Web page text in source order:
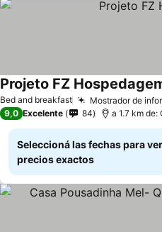
Bed and breakfast Mostrador de
Projeto FZ
9,0 Excelente 84 a 1.7 km
Seleccioná las fechas para
precios exactos